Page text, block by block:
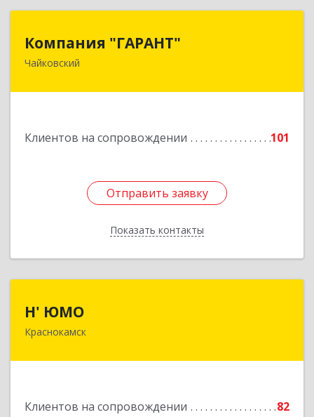
Компания "ГАРАНТ"
Чайковский
Клиентов на сопровождении 101
Отправить заявку
Показать контакты
617760, Пермский край, Чайковский г, Карла
Отправить заявку
Назад
Н' ЮМО
Краснокамск
Клиентов на сопровождении 82
617060, Пермский край, Краснокамский р-н,
Подробнее